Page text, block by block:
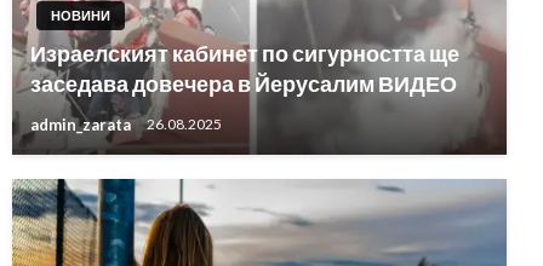
НОВИНИ
Израелският кабинет по сигурността ще
заседава довечера в Йерусалим ВИДЕО
admin_zarata 26.08.2025